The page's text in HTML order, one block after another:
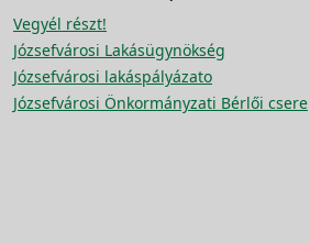
Vegyél részt!
Józsefvárosi Lakásügynökség
Józsefvárosi lakáspályázato
Józsefvárosi Önkormányzati Bérlői csere